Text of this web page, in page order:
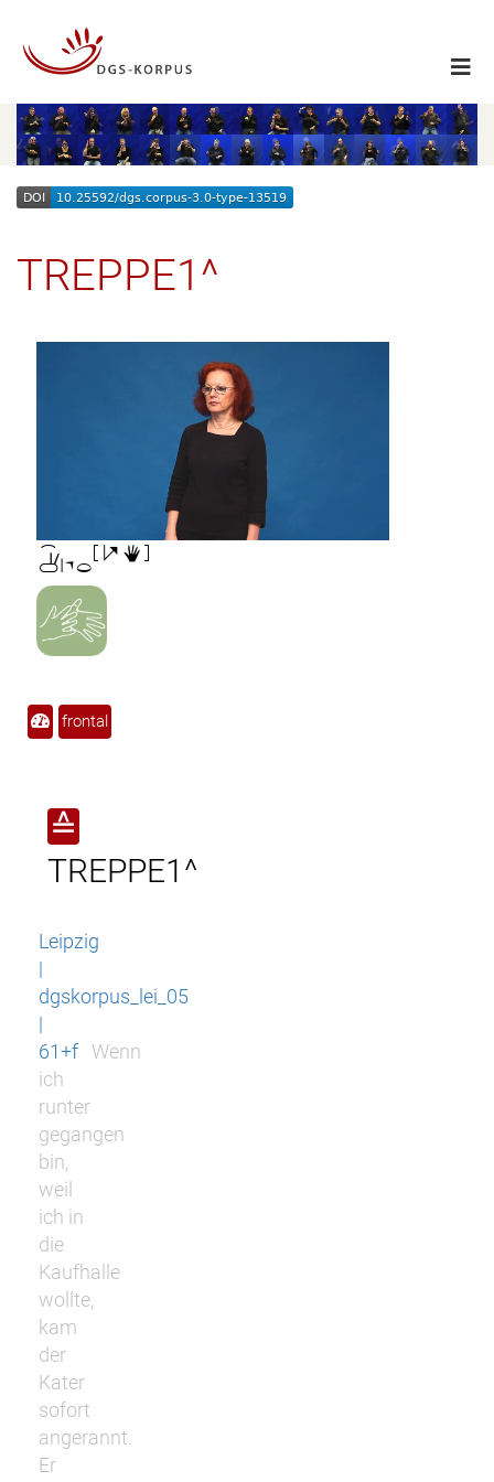
TREPPE1^

frontal
≙
TREPPE1^
Leipzig
|
dgskorpus_lei_05
|
61+f
Wenn
ich
runter
gegangen
bin,
weil
ich in
die
Kaufhalle
wollte,
kam
der
Kater
sofort
angerannt.
Er